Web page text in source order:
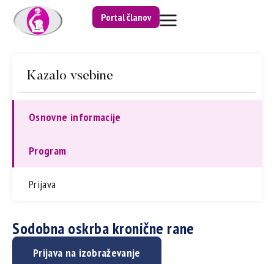
Portal članov
Kazalo vsebine
Osnovne informacije
Program
Prijava
Sodobna oskrba kronične rane
Prijava na izobraževanje